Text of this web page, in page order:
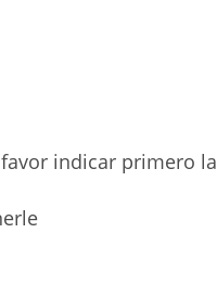
indicar primero la